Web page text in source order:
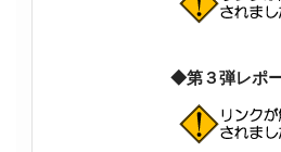
◆第３弾レポ